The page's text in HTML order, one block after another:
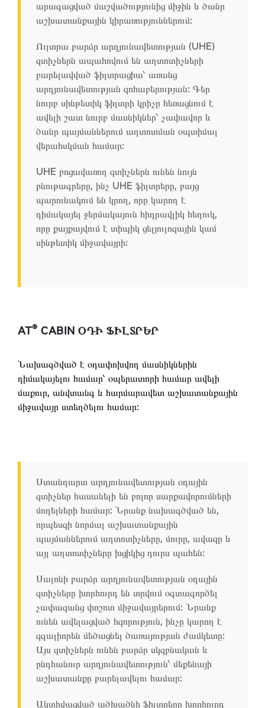
արագացված մաշվածությունից միջին և ծանր
աշխատանքային կիրառություններում:
Ուլտրա բարձր արդյունավետության (UHE)
զտիչներն ապահովում են աղտոտիչների
բարելավված ֆիլտրացիա՝ առանց
արդյունավետության զոհաբերության: Գեր
նուրբ սինթետիկ ֆիլտրի կրիչը հեռացնում է
ավելի շատ նուրբ մասնիկներ՝ չափավոր և
ծանր պայմաններում աղտոտման օպտիմալ
վերահսկման համար:
UHE բոցավառող զտիչներն ունեն նույն
բնութագրերը, ինչ UHE ֆիլտրերը, բայց
պարունակում են կրող, որը կարող է
դիմակայել ջերմակայուն հիդրավլիկ հեղուկ,
որը քայքայվում է տիպիկ ցելյուլոզային կամ
սինթետիկ միջավայրի:
AT® CABIN ՕԴԻ ՖԻԼՏՐԵՐ
Նախագծված է օդափոխվող մասնիկներին
դիմակայելու համար՝ օպերատորի համար ավելի
մաքուր, անվտանգ և հարմարավետ աշխատանքային
միջավայր ստեղծելու համար:
Ստանդարտ արդյունավետության օդային
զտիչներ հասանելի են բոլոր սարքավորումների
մոդելների համար: Նրանք նախագծված են,
որպեսզի նորմալ աշխատանքային
պայմաններում աղտոտիչները, մուրը, ավազը և
այլ աղտոտիչները խցիկից դուրս պահեն:
Սալոնի բարձր արդյունավետության օդային
զտիչները խորհուրդ են տրվում օգտագործել
չափազանց փոշոտ միջավայրերում: Նրանք
ունեն ավելացված հզորություն, ինչը կարող է
զգալիորեն մեծացնել ծառայության ժամկետը:
Այս զտիչներն ունեն բարձր սկզբնական և
ընդհանուր արդյունավետություն՝ մեքենայի
աշխատանքը բարելավելու համար:
Ակտիվացված ածխածնի ֆիլտրերը խորհուրդ